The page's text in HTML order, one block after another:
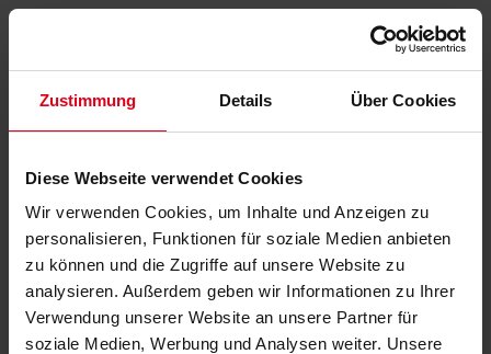
Zustimmung Details Über Cookies
Diese Webseite verwendet Cookies
Wir verwenden Cookies, um Inhalte und Anzeigen zu
personalisieren, Funktionen für soziale Medien anbieten
zu können und die Zugriffe auf unsere Website zu
analysieren. Außerdem geben wir Informationen zu Ihrer
Verwendung unserer Website an unsere Partner für
soziale Medien, Werbung und Analysen weiter. Unsere